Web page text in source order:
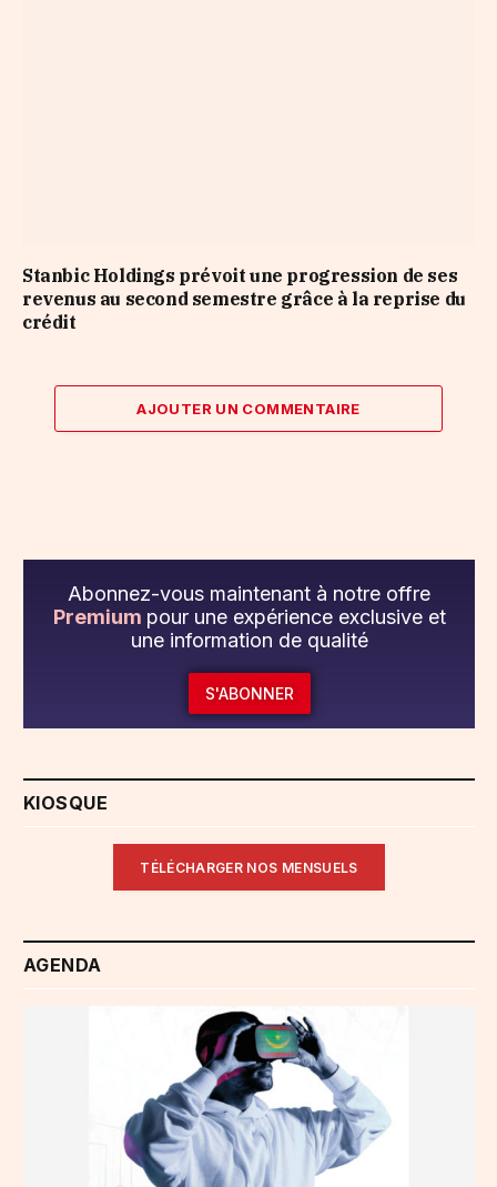
Stanbic Holdings prévoit une progression de ses
revenus au second semestre grâce à la reprise du
crédit
AJOUTER UN COMMENTAIRE
Abonnez-vous maintenant à notre offre
Premium pour une expérience exclusive et
une information de qualité
S'ABONNER
KIOSQUE
TÉLÉCHARGER NOS MENSUELS
AGENDA